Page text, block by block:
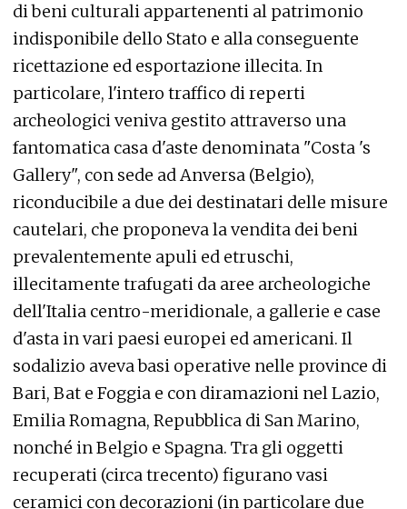
di beni culturali appartenenti al patrimonio
indisponibile dello Stato e alla conseguente
ricettazione ed esportazione illecita. In
particolare, l'intero traffico di reperti
archeologici veniva gestito attraverso una
fantomatica casa d'aste denominata "Costa 's
Gallery", con sede ad Anversa (Belgio),
riconducibile a due dei destinatari delle misure
cautelari, che proponeva la vendita dei beni
prevalentemente apuli ed etruschi,
illecitamente trafugati da aree archeologiche
dell'Italia centro-meridionale, a gallerie e case
d'asta in vari paesi europei ed americani. Il
sodalizio aveva basi operative nelle province di
Bari, Bat e Foggia e con diramazioni nel Lazio,
Emilia Romagna, Repubblica di San Marino,
nonché in Belgio e Spagna. Tra gli oggetti
recuperati (circa trecento) figurano vasi
ceramici con decorazioni (in particolare due